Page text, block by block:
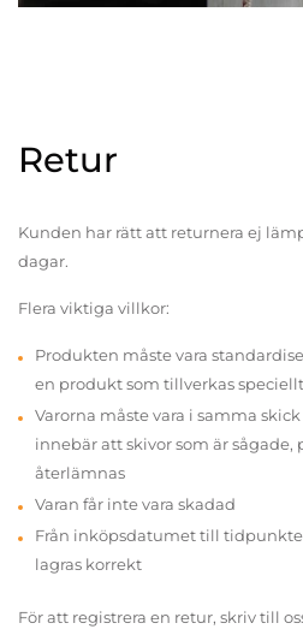
Retur
Kunden har rätt att returnera ej
dagar.
Flera viktiga villkor:
Produkten måste vara
en produkt som tillverkas
Varorna måste vara i samma
innebär att skivor som är sågade,
återlämnas
Varan får inte vara skadad
Från inköpsdatumet till
lagras korrekt
För att registrera en retur, skriv till